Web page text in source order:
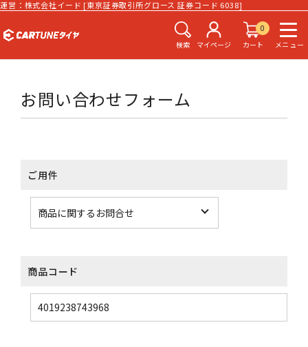
運営：株式会社イード [東京証券取引所グロース 証券コード 6038]
検索 マイページ
0
カート
メニュー
お問い合わせフォーム
ご用件
商品コード